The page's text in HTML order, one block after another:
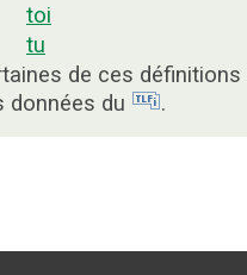
toi
tu
de ces définitions
données du
.